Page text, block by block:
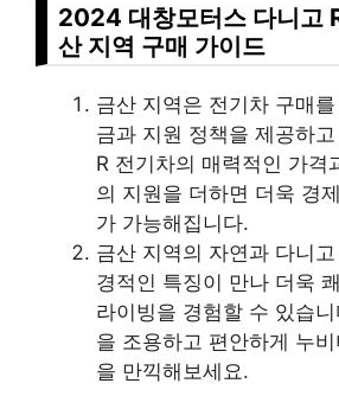
2024 대창모터스 다니고
산 지역 구매 가이드
금산 지역은 전기차 구매
금과 지원 정책을 제공하
R 전기차의 매력적인 가격
의 지원을 더하면 더욱 경
가 가능해집니다.
금산 지역의 자연과 다니
경적인 특징이 만나 더욱
라이빙을 경험할 수 있습
을 조용하고 편안하게 누
을 만끽해보세요.